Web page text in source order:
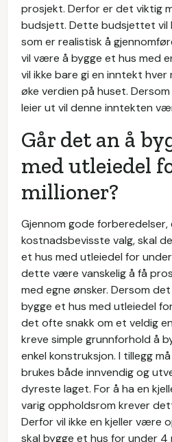
prosjekt. Derfor er det viktig
budsjett. Dette budsjettet vil
som er realistisk å
vil være å bygge et hus med
vil ikke bare gi en inntekt hver
øke verdien på huset.
leier ut vil denne inntekten
Går det an å
med utleiedel
millioner?
Gjennom gode
kostnadsbevisste valg, skal
et hus med utleiedel for
dette være vanskelig å få
med egne ønsker. Dersom
bygge et hus med utleiedel
det ofte snakk om et veldig
kreve simple grunnforhold å
enkel konstruksjon. I tillegg
brukes både innvendig og
dyreste laget. For å ha en
varig oppholdsrom krever
Derfor vil ikke en kjeller være
skal bygge et hus for under 4